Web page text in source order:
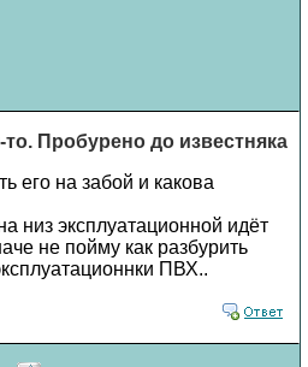
Пробурено до известняка
его на забой и какова
низ эксплуатационной идёт
не пойму как разбурить
ПВХ..